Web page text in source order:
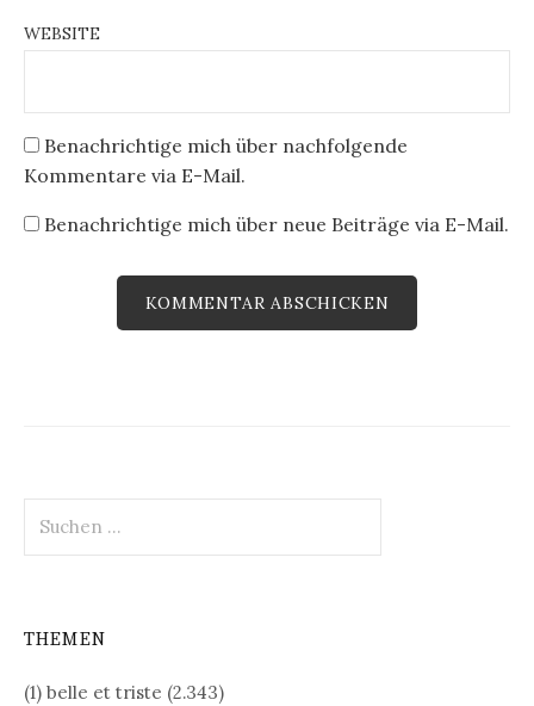
WEBSITE
Benachrichtige mich über nachfolgende
Kommentare via E-Mail.
Benachrichtige mich über neue Beiträge via E-Mail.
nach:
THEMEN
(1) belle et triste (2.343)